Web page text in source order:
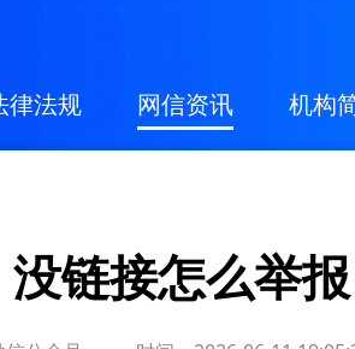
律法规 网信资讯 机构
链接怎么举